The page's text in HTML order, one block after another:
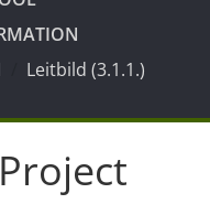
Leitbild (3.1.1.)